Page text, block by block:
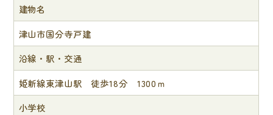
建物名
津山市国分寺戸建
沿線・駅・交通
姫新線東津山駅 徒歩18分 1300ｍ
小学校